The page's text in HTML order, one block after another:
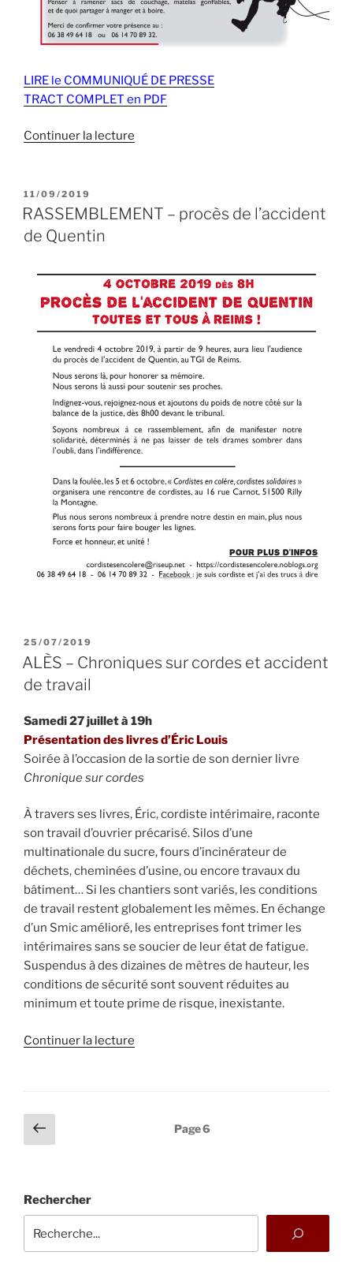
LIRE le COMMUNIQUÉ DE PRESSE
TRACT COMPLET en PDF
Continuer la lecture
de
et
Week-
end
de
rencontre
cordistes »
PUBLIÉ
LE
11/09/2019
RASSEMBLEMENT – procès de l’accident
de Quentin
PUBLIÉ
LE
25/07/2019
ALÈS – Chroniques sur cordes et accident
de travail
Samedi 27 juillet à 19h
Présentation des livres d’Éric Louis
Soirée à l’occasion de la sortie de son dernier livre
Chronique sur cordes
À travers ses livres, Éric, cordiste intérimaire, raconte
son travail d’ouvrier précarisé. Silos d’une
multinationale du sucre, fours d’incinérateur de
déchets, cheminées d’usine, ou encore travaux du
bâtiment… Si les chantiers sont variés, les conditions
de travail restent globalement les mêmes. En échange
d’un Smic amélioré, les entreprises font trimer les
intérimaires sans se soucier de leur état de fatigue.
Suspendus à des dizaines de mètres de hauteur, les
conditions de sécurité sont souvent réduites au
minimum et toute prime de risque, inexistante.
Continuer la lecture
Pagination
des
Page
précédente
Page6
Rechercher